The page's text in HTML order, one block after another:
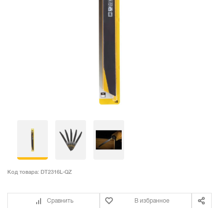
Код товара: DT2316L-QZ
Сравнить В избранное